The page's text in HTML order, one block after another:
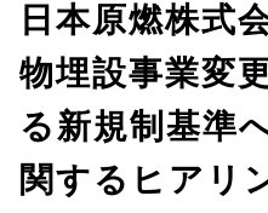
日本原燃株式
物埋設事業変
る新規制基準
関するヒアリ